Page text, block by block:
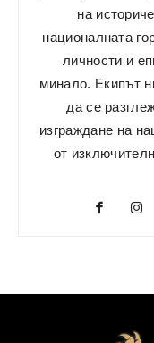
на
националната
личности и
минало. Екипът
да се
изграждане на
от